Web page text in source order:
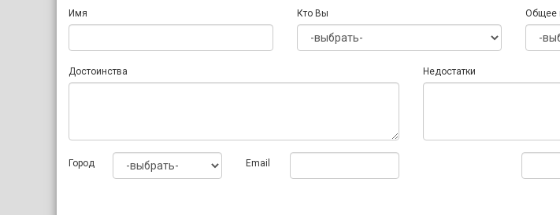
Имя Кто Вы Общее
Достоинства Недостатки
Город Email